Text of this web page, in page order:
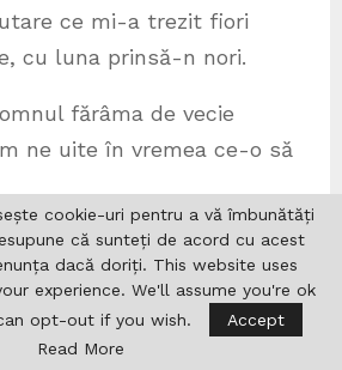
ce mi-a trezit fiori
cu luna prinsă-n nori.
fărâma de vecie
ne uite în vremea ce-o să
cărarea ce-am avut-
pe alta ne-ncepută.
în focuri de iubire
cookie-uri pentru a vă îmbunătăți
că sunteți de acord cu acest
dacă doriți. This website uses
experience. We'll assume you're ok
opt-out if you wish.
Accept
Read More